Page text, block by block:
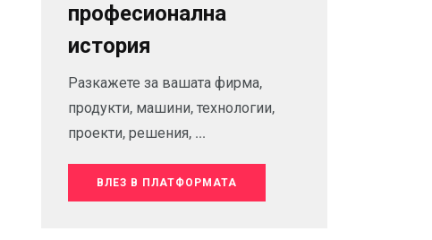
професионална
история
Разкажете за вашата фирма,
продукти, машини, технологии,
проекти, решения, ...
ВЛЕЗ В ПЛАТФОРМАТА